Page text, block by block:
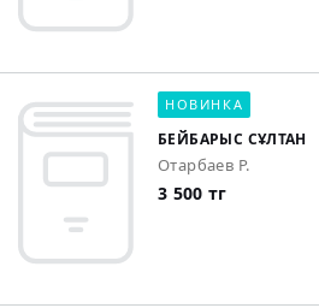
НОВИНКА
БЕЙБАРЫС СҰЛТАН
Отарбаев Р.
3 500 тг